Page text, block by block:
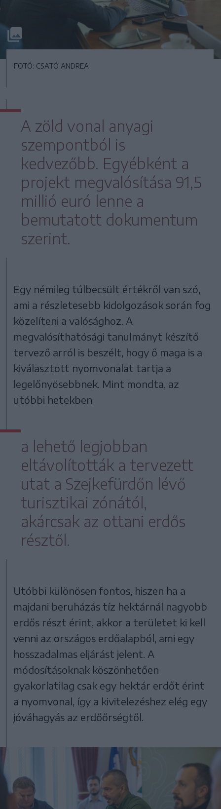
FOTÓ: CSATÓ ANDREA
A zöld vonal anyagi
szempontból is
kedvezőbb. Egyébként a
projekt megvalósítása 91,5
millió euró lenne a
bemutatott dokumentum
szerint.
Egy némileg túlbecsült értékről van szó,
ami a részletesebb kidolgozások során fog
közelíteni a valósághoz. A
megvalósíthatósági tanulmányt készítő
tervező arról is beszélt, hogy ő maga is a
kiválasztott nyomvonalat tartja a
legelőnyösebbnek. Mint mondta, az
utóbbi hetekben
a lehető legjobban
eltávolították a tervezett
utat a Szejkefürdőn lévő
turisztikai zónától,
akárcsak az ottani erdős
résztől.
Utóbbi különösen fontos, hiszen ha a
majdani beruházás tíz hektárnál nagyobb
erdős részt érint, akkor a területet ki kell
venni az országos erdőalapból, ami egy
hosszadalmas eljárást jelent. A
módosításoknak köszönhetően
gyakorlatilag csak egy hektár erdőt érint
a nyomvonal, így a kivitelezéshez elég egy
jóváhagyás az erdőőrségtől.